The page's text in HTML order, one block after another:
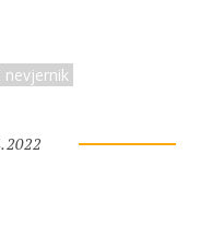
nevjernik